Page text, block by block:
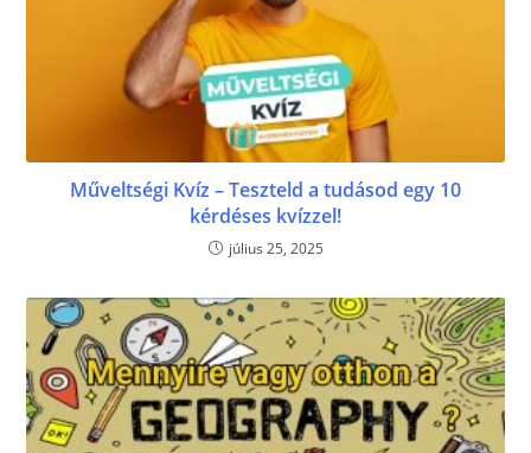
Műveltségi Kvíz – Teszteld a tudásod egy 10
kérdéses kvízzel!
július 25, 2025